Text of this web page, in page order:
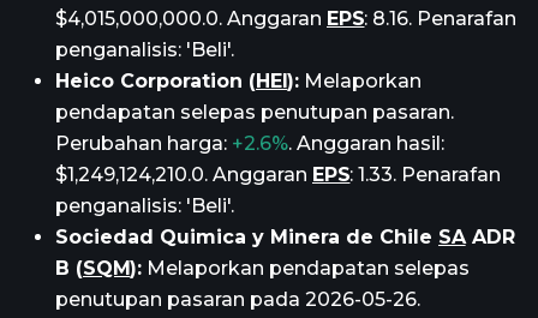
$4,015,000,000.0. Anggaran EPS: 8.16. Penarafan
penganalisis: 'Beli'.
Heico Corporation (HEI): Melaporkan
pendapatan selepas penutupan pasaran.
Perubahan harga: +2.6%. Anggaran hasil:
$1,249,124,210.0. Anggaran EPS: 1.33. Penarafan
penganalisis: 'Beli'.
Sociedad Quimica y Minera de Chile SAADR
B (SQM): Melaporkan pendapatan selepas
penutupan pasaran pada 2026-05-26.